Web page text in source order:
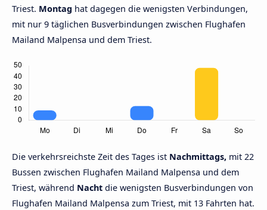
Triest. Montag hat dagegen die wenigsten Verbindungen,
mit nur 9 täglichen Busverbindungen zwischen Flughafen
Mailand Malpensa und dem Triest.
Die verkehrsreichste Zeit des Tages ist Nachmittags, mit 22
Bussen zwischen Flughafen Mailand Malpensa und dem
Triest, während Nacht die wenigsten Busverbindungen von
Flughafen Mailand Malpensa zum Triest, mit 13 Fahrten hat.